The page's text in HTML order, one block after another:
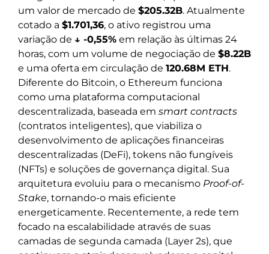
um valor de mercado de $205.32B. Atualmente
cotado a $1.701,36, o ativo registrou uma
variação de ↓ -0,55% em relação às últimas 24
horas, com um volume de negociação de $8.22B
e uma oferta em circulação de 120.68M ETH.
Diferente do Bitcoin, o Ethereum funciona
como uma plataforma computacional
descentralizada, baseada em smart contracts
(contratos inteligentes), que viabiliza o
desenvolvimento de aplicações financeiras
descentralizadas (DeFi), tokens não fungíveis
(NFTs) e soluções de governança digital. Sua
arquitetura evoluiu para o mecanismo Proof-of-
Stake, tornando-o mais eficiente
energeticamente. Recentemente, a rede tem
focado na escalabilidade através de suas
camadas de segunda camada (Layer 2s), que